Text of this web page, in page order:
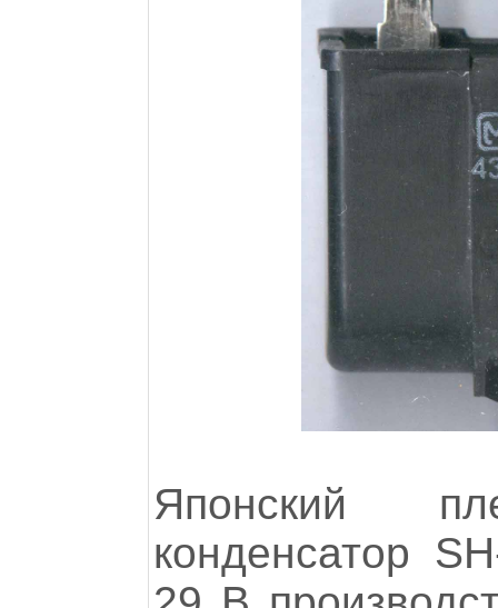
Японский
конденсатор